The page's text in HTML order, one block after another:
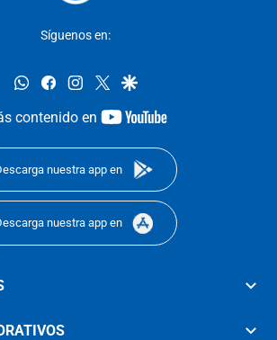
Síguenos en:
whatsappfacebookinstagram
twittergoogle
contenido en
youtube-
nuestra app en
nuestra app en